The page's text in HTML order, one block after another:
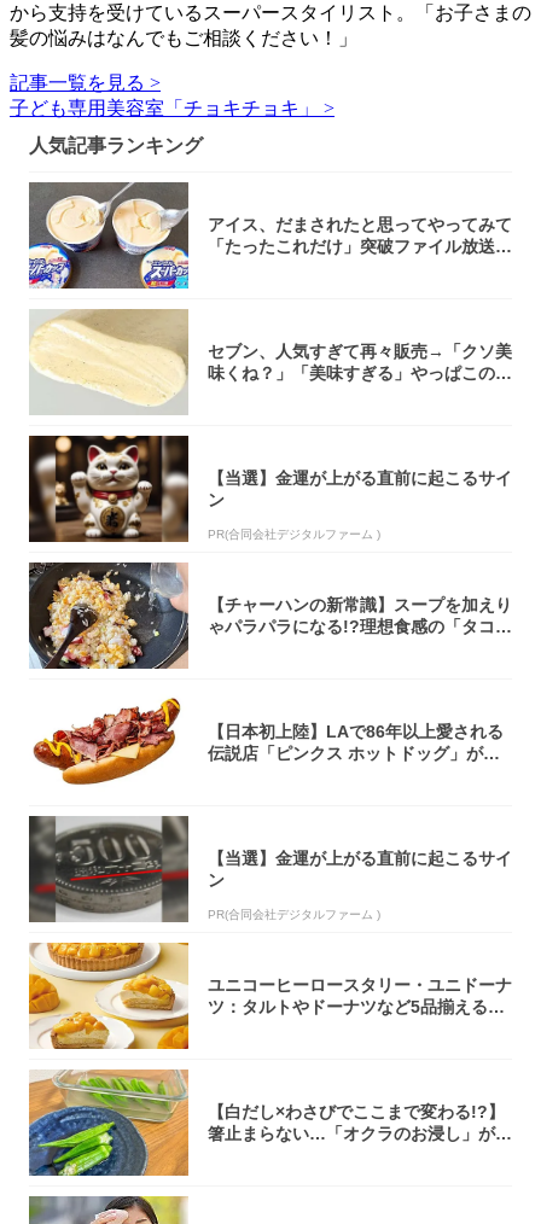
から支持を受けているスーパースタイリスト。「お子さまの
髪の悩みはなんでもご相談ください！」
記事一覧を見る >
子ども専用美容室「チョキチョキ」 >
人気記事ランキング
アイス、だまされたと思ってやってみて
「たったこれだけ」突破ファイル放送で
セブン、人気すぎて再々販売→「クソ美
味くね？」「美味すぎる」やっぱこのク
【当選】金運が上がる直前に起こるサイ
ン
PR(合同会社デジタルファーム )
【チャーハンの新常識】スープを加えり
ゃパラパラになる!?理想食感の「タコチ
【日本初上陸】LAで86年以上愛される
伝説店「ピンクス ホットドッグ」が年
【当選】金運が上がる直前に起こるサイ
ン
PR(合同会社デジタルファーム )
ユニコーヒーロースタリー・ユニドーナ
ツ：タルトやドーナツなど5品揃える
【白だし×わさびでここまで変わる!?】
箸止まらない…「オクラのお浸し」がス